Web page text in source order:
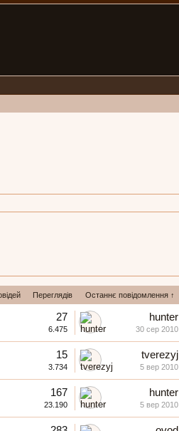
Переглядів Останнє повідомлення ↑
27
6.475
hunter
30 сер 2010
15
3.734
tverezyj
5 вер 2010
167
23.190
hunter
5 вер 2010